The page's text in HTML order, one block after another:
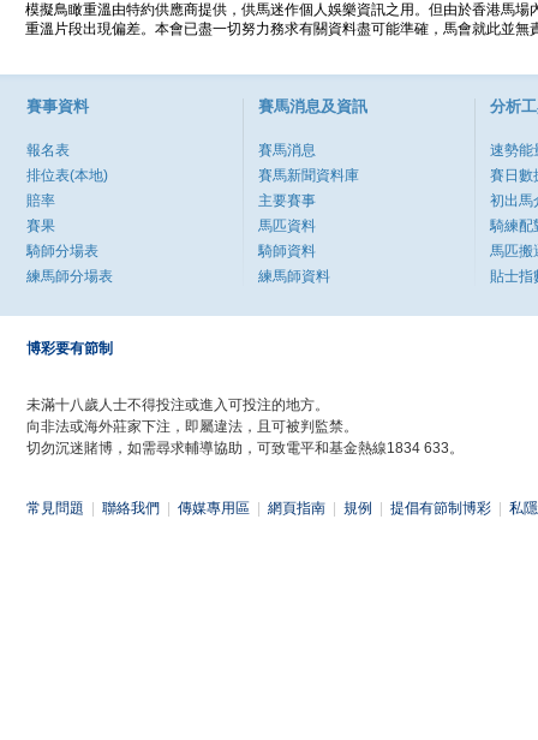
模擬鳥瞰重溫由特約供應商提供，供馬迷作個人娛樂資訊之用。但由於香港馬
重溫片段出現偏差。本會已盡一切努力務求有關資料盡可能準確，馬會就此並
賽事資料
報名表
排位表(本地)
賠率
賽果
騎師分場表
練馬師分場表
賽馬消息及資訊
賽馬消息
賽馬新聞資料庫
主要賽事
馬匹資料
騎師資料
練馬師資料
分析
速勢能
賽日數
初出馬
騎練配
馬匹搬
貼士指
博彩要有節制
未滿十八歲人士不得投注或進入可投注的地方。
向非法或海外莊家下注，即屬違法，且可被判監禁。
切勿沉迷賭博，如需尋求輔導協助，可致電平和基金熱線1834 633。
常見問題 聯絡我們 傳媒專用區 網頁指南 規例 提倡有節制博彩 私